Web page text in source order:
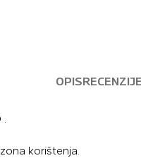
OPIS
.
korištenja.